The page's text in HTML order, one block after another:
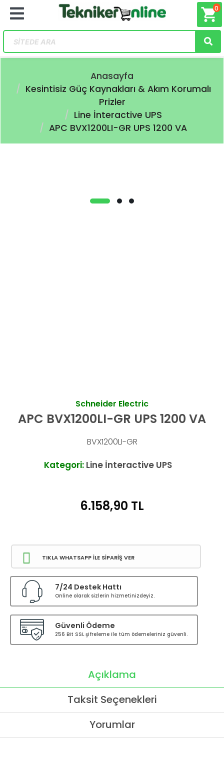
shopping_cart
0
Anasayfa
Kesintisiz Güç Kaynakları & Akım Korumalı
Prizler
Line İnteractive UPS
APC BVX1200LI-GR UPS 1200 VA
Schneider Electric
APC BVX1200LI-GR UPS 1200 VA
BVX1200LI-GR
Kategori: Line İnteractive UPS
6.158,90 TL
TIKLA WHATSAPP İLE SİPARİŞ VER
7/24 Destek Hattı
Online olarak sizlerin hizmetinizdeyiz.
Güvenli Ödeme
256 Bit SSL şifreleme ile tüm ödemeleriniz güvenli.
Açıklama
Taksit Seçenekleri
Yorumlar